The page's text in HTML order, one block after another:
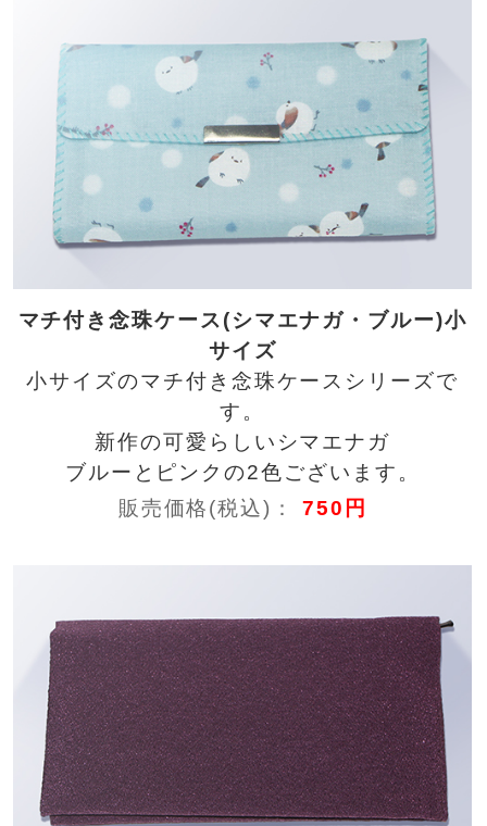
マチ付き念珠ケース(シマエナガ・ブルー)小
サイズ
小サイズのマチ付き念珠ケースシリーズで
す。
新作の可愛らしいシマエナガ
ブルーとピンクの2色ございます。
販売価格(税込)： 750円